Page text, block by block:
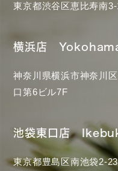
東京都渋谷区恵比寿南
横浜店
神奈川県横浜市神奈川
口第6ビル7F
池袋東口店
東京都豊島区南池袋2-